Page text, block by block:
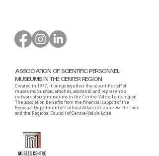
ASSOCIATION OF SCIENTIFIC PERSONNEL
MUSEUMS IN THE CENTER REGION
Created in 1977, it brings together the scientific staff of
museums (curators, attachés, assistants) and represents a
network of sixty museums in the Centre-Val de Loire region.
The association benefits from the financial support of the
Regional Department of Cultural Affairs of Centre-Val de Loire
and the Regional Council of Centre-Val de Loire.